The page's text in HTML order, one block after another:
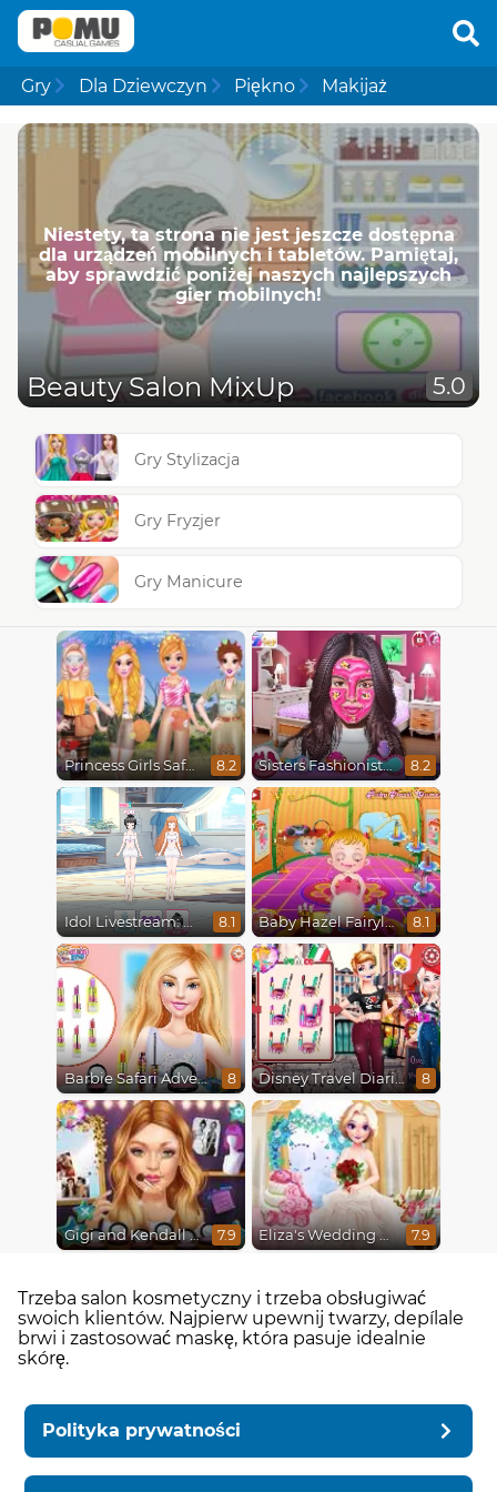
Gry Dla Dziewczyn Piękno Makijaż
Niestety, ta strona nie jest jeszcze dostępna
dla urządzeń mobilnych i tabletów. Pamiętaj,
aby sprawdzić poniżej naszych najlepszych
gier mobilnych!
Beauty Salon MixUp 5.0
Gry Stylizacja
Gry Fryzjer
Gry Manicure
Princess Girls Safari Trip 8.2 Sisters Fashionista Makeup 8.2
Idol Livestream: Doll Dress Up 8.1 Baby Hazel Fairyland Ballet 8.1
Barbie Safari Adventure 8 Disney Travel Diaries: City Break 8
Gigi and Kendall BFFS 7.9 Eliza's Wedding Planner 7.9
Trzeba salon kosmetyczny i trzeba obsługiwać
swoich klientów. Najpierw upewnij twarzy, depílale
brwi i zastosować maskę, która pasuje idealnie
skórę.
Polityka prywatności